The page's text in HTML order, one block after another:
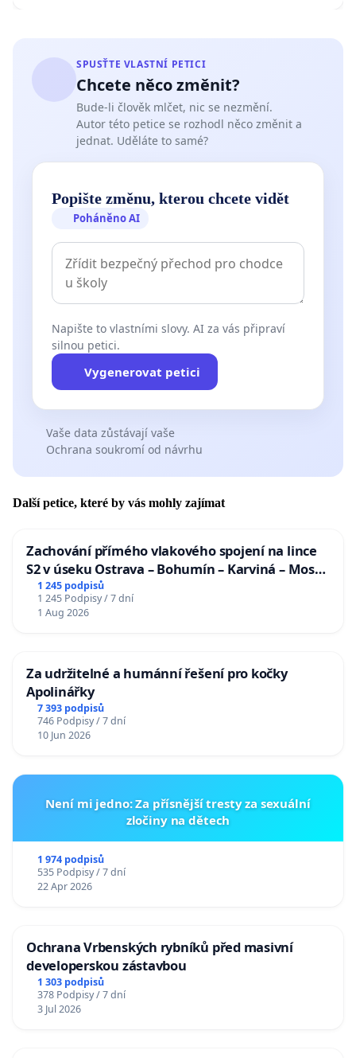
SPUSŤTE VLASTNÍ PETICI
Chcete něco změnit?
Bude-li člověk mlčet, nic se nezmění.
Autor této petice se rozhodl něco změnit a
jednat. Uděláte to samé?
Popište změnu, kterou chcete vidět
Poháněno AI
Napište to vlastními slovy. AI za vás připraví
silnou petici.
Vygenerovat petici
Vaše data zůstávají vaše
Ochrana soukromí od návrhu
Další petice, které by vás mohly zajímat
Zachování přímého vlakového spojení na lince
S2 v úseku Ostrava – Bohumín – Karviná – Mosty
u Jablunkova
1 245 podpisů
1 245 Podpisy / 7 dní
1 Aug 2026
Za udržitelné a humánní řešení pro kočky
Apolinářky
7 393 podpisů
746 Podpisy / 7 dní
10 Jun 2026
Není mi jedno: Za přísnější tresty za sexuální
zločiny na dětech
1 974 podpisů
535 Podpisy / 7 dní
22 Apr 2026
Ochrana Vrbenských rybníků před masivní
developerskou zástavbou
1 303 podpisů
378 Podpisy / 7 dní
3 Jul 2026